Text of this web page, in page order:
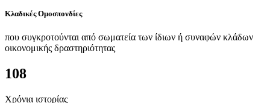
Κλαδικές Ομοσπονδίες
που συγκροτούνται από σωματεία των ίδιων ή συναφών κλάδων
οικονομικής δραστηριότητας
108
Χρόνια ιστορίας